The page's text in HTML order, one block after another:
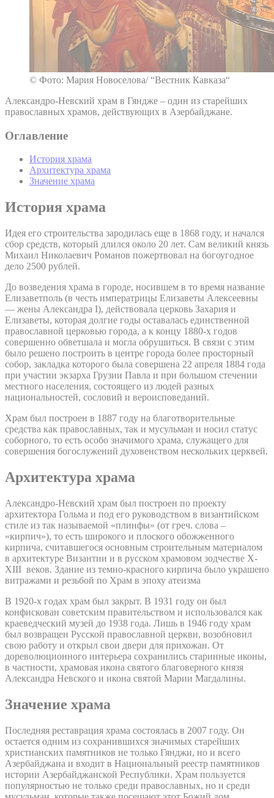
© Фото: Мария Новоселова/ “Вестник Кавказа“
Александро-Невский храм в Гяндже – один из старейших
православных храмов, действующих в Азербайджане.
Оглавление
История храма
Архитектура храма
Значение храма
История храма
Идея его строительства зародилась еще в 1868 году, и начался
сбор средств, который длился около 20 лет. Сам великий князь
Михаил Николаевич Романов пожертвовал на богоугодное
дело 2500 рублей.
До возведения храма в городе, носившем в то время название
Елизаветполь (в честь императрицы Елизаветы Алексеевны
— жены Александра I), действовала церковь Захария и
Елизаветы, которая долгие годы оставалась единственной
православной церковью города, а к концу 1880-х годов
совершенно обветшала и могла обрушиться. В связи с этим
было решено построить в центре города более просторный
собор, закладка которого была совершена 22 апреля 1884 года
при участии экзарха Грузии Павла и при большом стечении
местного населения, состоящего из людей разных
национальностей, сословий и вероисповеданий.
Храм был построен в 1887 году на благотворительные
средства как православных, так и мусульман и носил статус
соборного, то есть особо значимого храма, служащего для
совершения богослужений духовенством нескольких церквей.
Архитектура храма
Александро-Невский храм был построен по проекту
архитектора Гольма и под его руководством в византийском
стиле из так называемой «плинфы» (от греч. слова –
«кирпич»), то есть широкого и плоского обожженного
кирпича, считавшегося основным строительным материалом
в архитектуре Византии и в русском храмовом зодчестве X-
XIII веков. Здание из темно-красного кирпича было украшено
витражами и резьбой по Храм в эпоху атеизма
В 1920-х годах храм был закрыт. В 1931 году он был
конфискован советским правительством и использовался как
краеведческий музей до 1938 года. Лишь в 1946 году храм
был возвращен Русской православной церкви, возобновил
свою работу и открыл свои двери для прихожан. От
дореволюционного интерьера сохранились старинные иконы,
в частности, храмовая икона святого благоверного князя
Александра Невского и икона святой Марии Магдалины.
Значение храма
Последняя реставрация храма состоялась в 2007 году. Он
остается одним из сохранившихся значимых старейших
христианских памятников не только Гянджи, но и всего
Азербайджана и входит в Национальный реестр памятников
истории Азербайджанской Республики. Храм пользуется
популярностью не только среди православных, но и среди